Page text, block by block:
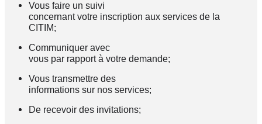
Vous faire un suivi
concernant votre inscription aux services de la
CITIM;
Communiquer avec
vous par rapport à votre demande;
Vous transmettre des
informations sur nos services;
De recevoir des invitations;